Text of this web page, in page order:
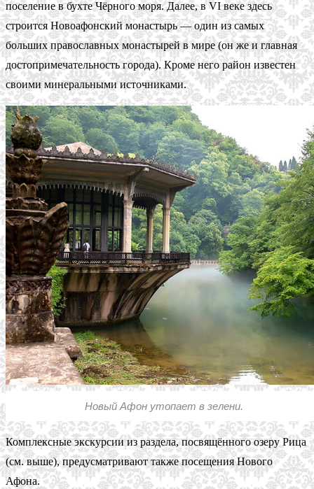
поселение в бухте Чёрного моря. Далее, в VI веке здесь
строится Новоафонский монастырь — один из самых
больших православных монастырей в мире (он же и главная
достопримечательность города). Кроме него район известен
своими минеральными источниками.
Новый Афон утопает в зелени.
Комплексные экскурсии из раздела, посвящённого озеру Рица
(см. выше), предусматривают также посещения Нового
Афона.